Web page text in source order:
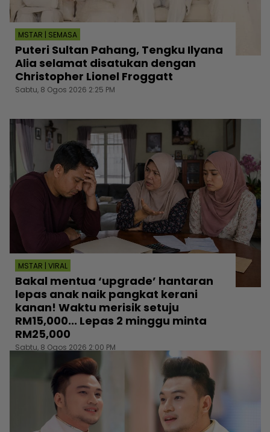
MSTAR | SEMASA
Puteri Sultan Pahang, Tengku Ilyana
Alia selamat disatukan dengan
Christopher Lionel Froggatt
Sabtu, 8 Ogos 2026 2:25 PM
MSTAR | VIRAL
Bakal mentua ‘upgrade’ hantaran
lepas anak naik pangkat kerani
kanan! Waktu merisik setuju
RM15,000... Lepas 2 minggu minta
RM25,000
Sabtu, 8 Ogos 2026 2:00 PM